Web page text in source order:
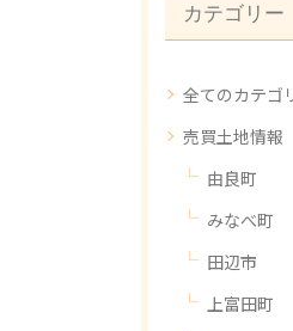
カテゴリー
全てのカテゴ
売買土地情報
由良町
みなべ町
田辺市
上富田町